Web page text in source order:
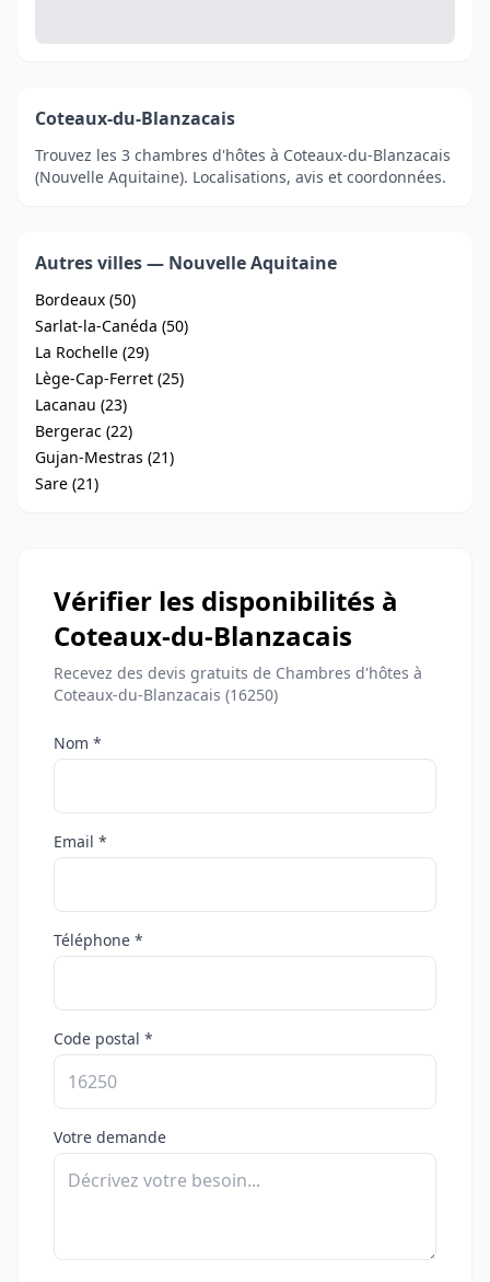
Coteaux-du-Blanzacais
Trouvez les 3 chambres d'hôtes à Coteaux-du-Blanzacais
(Nouvelle Aquitaine). Localisations, avis et coordonnées.
Autres villes — Nouvelle Aquitaine
Bordeaux (50)
Sarlat-la-Canéda (50)
La Rochelle (29)
Lège-Cap-Ferret (25)
Lacanau (23)
Bergerac (22)
Gujan-Mestras (21)
Sare (21)
Vérifier les disponibilités à
Coteaux-du-Blanzacais
Recevez des devis gratuits de Chambres d'hôtes à
Coteaux-du-Blanzacais (16250)
Nom *
Email *
Téléphone *
Code postal *
Votre demande